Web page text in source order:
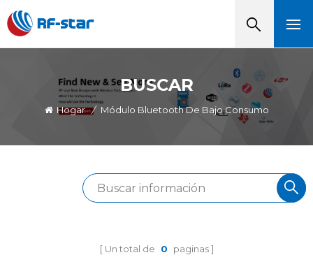
BUSCAR
Hogar / Módulo Bluetooth De Bajo Consumo
Un total de 0 paginas